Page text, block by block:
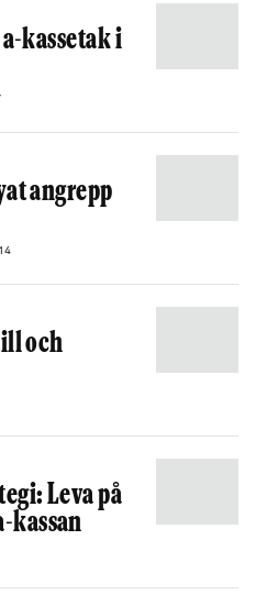
a-kassetak i
angrepp
och
Leva på
kassan